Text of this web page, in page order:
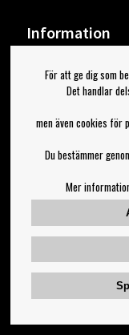
Information
Om Bengans
FAQ / Köp- &
Jag
För att ge dig som
Det handlar
men även cookies för
Du bestämmer
Mer